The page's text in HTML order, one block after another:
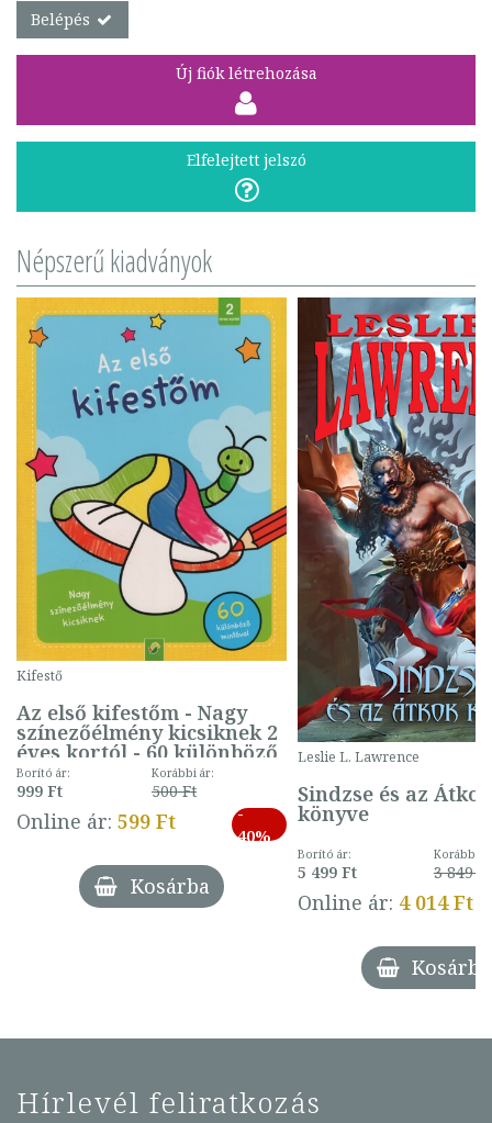
Belépés
Új fiók létrehozása
Elfelejtett jelszó
Népszerű kiadványok
Kifestő
Az első kifestőm - Nagy
színezőélmény kicsiknek 2
éves kortól - 60 különböző
mintával (gombás)
Borító ár:
999 Ft
Korábbi ár:
500 Ft
Online ár: 599 Ft
-
40%
Kosárba
Leslie L. Lawrence
Sindzse és az Átkok
könyve
Borító ár:
5 499 Ft
Korábbi
3 849 Ft
Online ár: 4 014 Ft
Kosárba
Hírlevél feliratkozás